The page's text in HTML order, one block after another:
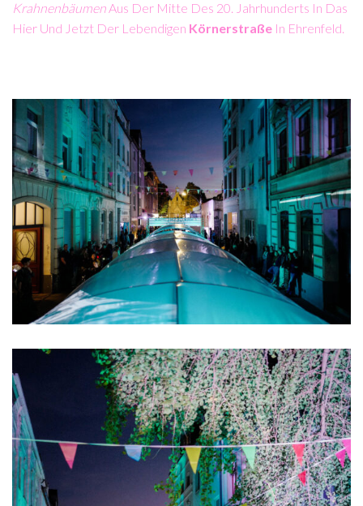
Krahnenbäumen Aus Der Mitte Des 20. Jahrhunderts In Das
Hier Und Jetzt Der Lebendigen Körnerstraße In Ehrenfeld.